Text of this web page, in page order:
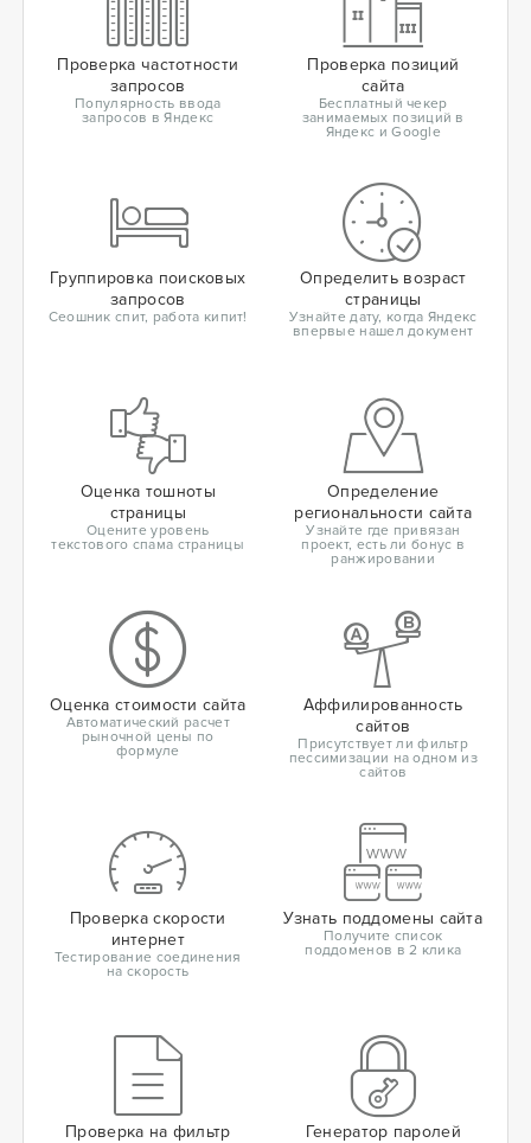
Проверка частотности
запросов
Популярность ввода
запросов в Яндекс
Проверка позиций
сайта
Бесплатный чекер
занимаемых позиций в
Яндекс и Google
Группировка поисковых
запросов
Сеошник спит, работа кипит!
Определить возраст
страницы
Узнайте дату, когда Яндекс
впервые нашел документ
Оценка тошноты
страницы
Оцените уровень
текстового спама страницы
Определение
региональности сайта
Узнайте где привязан
проект, есть ли бонус в
ранжировании
Оценка стоимости сайта
Автоматический расчет
рыночной цены по
формуле
Аффилированность
сайтов
Присутствует ли фильтр
пессимизации на одном из
сайтов
Проверка скорости
интернет
Тестирование соединения
на скорость
Узнать поддомены сайта
Получите список
поддоменов в 2 клика
Проверка на фильтр
Генератор паролей